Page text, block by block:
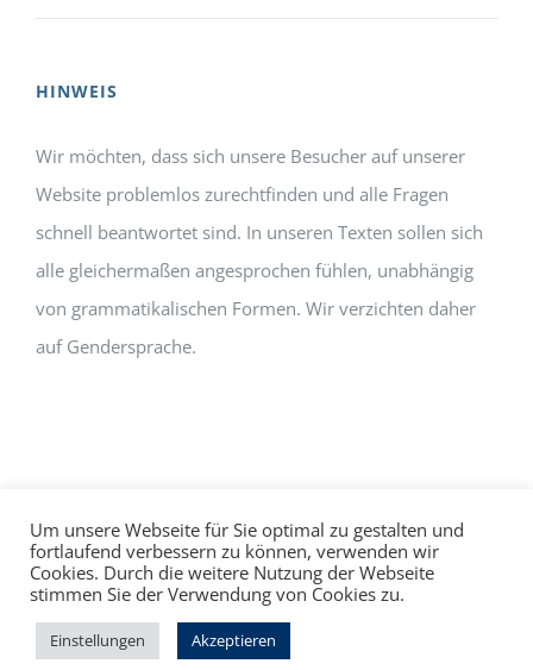
HINWEIS
Wir möchten, dass sich unsere Besucher auf unserer
Website problemlos zurechtfinden und alle Fragen
schnell beantwortet sind. In unseren Texten sollen sich
alle gleichermaßen angesprochen fühlen, unabhängig
von grammatikalischen Formen. Wir verzichten daher
auf Gendersprache.
Impressum Datenschutz©hallo!rot
Facebook
Um unsere Webseite für Sie optimal zu gestalten und
fortlaufend verbessern zu können, verwenden wir
Cookies. Durch die weitere Nutzung der Webseite
stimmen Sie der Verwendung von Cookies zu.
Einstellungen Akzeptieren